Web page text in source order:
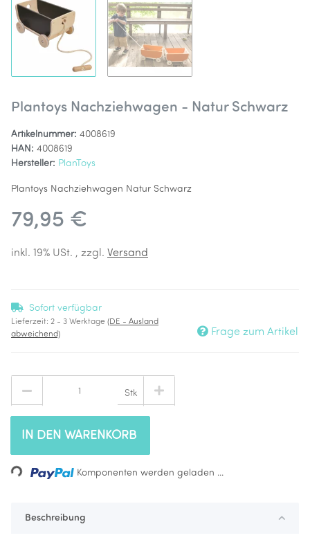
Plantoys Nachziehwagen - Natur Schwarz
Artikelnummer: 4008619
HAN: 4008619
Hersteller: PlanToys
Plantoys Nachziehwagen Natur Schwarz
79,95 €
inkl. 19% USt. , zzgl. Versand
Sofort verfügbar
Lieferzeit: 2 - 3 Werktage (DE - Ausland
abweichend)
Frage zum Artikel
Stk
IN DEN WARENKORB
Loading... Komponenten werden geladen ...
Beschreibung